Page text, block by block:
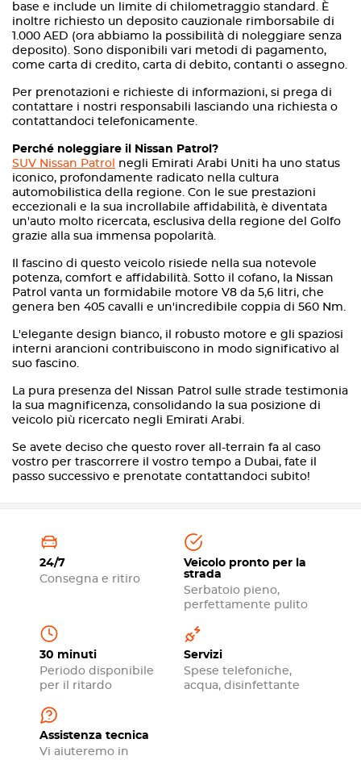
base e include un limite di chilometraggio standard. È
inoltre richiesto un deposito cauzionale rimborsabile di
1.000 AED (ora abbiamo la possibilità di noleggiare senza
deposito). Sono disponibili vari metodi di pagamento,
come carta di credito, carta di debito, contanti o assegno.
Per prenotazioni e richieste di informazioni, si prega di
contattare i nostri responsabili lasciando una richiesta o
contattandoci telefonicamente.
Perché noleggiare il Nissan Patrol?
SUV Nissan Patrol
negli Emirati Arabi Uniti ha uno status
iconico, profondamente radicato nella cultura
automobilistica della regione. Con le sue prestazioni
eccezionali e la sua incrollabile affidabilità, è diventata
un'auto molto ricercata, esclusiva della regione del Golfo
grazie alla sua immensa popolarità.
Il fascino di questo veicolo risiede nella sua notevole
potenza, comfort e affidabilità. Sotto il cofano, la Nissan
Patrol vanta un formidabile motore V8 da 5,6 litri, che
genera ben 405 cavalli e un'incredibile coppia di 560 Nm.
L'elegante design bianco, il robusto motore e gli spaziosi
interni arancioni contribuiscono in modo significativo al
suo fascino.
La pura presenza del Nissan Patrol sulle strade testimonia
la sua magnificenza, consolidando la sua posizione di
veicolo più ricercato negli Emirati Arabi.
Se avete deciso che questo rover all-terrain fa al caso
vostro per trascorrere il vostro tempo a Dubai, fate il
passo successivo e prenotate contattandoci subito!
24/7
Consegna e ritiro
Veicolo pronto per la
strada
Serbatoio pieno,
perfettamente pulito
30 minuti
Periodo disponibile
per il ritardo
Servizi
Spese telefoniche,
acqua, disinfettante
Assistenza tecnica
Vi aiuteremo in